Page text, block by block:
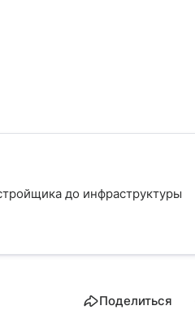
до инфраструктуры
Поделиться